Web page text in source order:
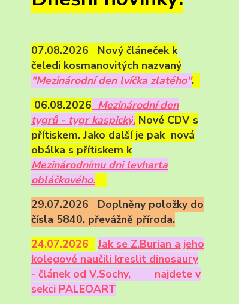
07.08.2026 Nový článeček k
čeledi kosmanovitých nazvaný
"Mezinárodní den lvíčka zlatého".
06.08.2026 Mezinárodní den
tygrů - tygr kaspický. Nové CDV s
přítiskem. Jako další je pak nová
obálka s přítiskem k
Mezinárodnímu dni levharta
obláčkového.
29.07.2026 Doplněny položky do
čísla 5840, převážně příroda.
24.07.2026
Jak se Z.Burian a jeho
kolegové naučili kreslit dinosaury
- článek od V.Sochy,
najdete v
sekci PALEOART